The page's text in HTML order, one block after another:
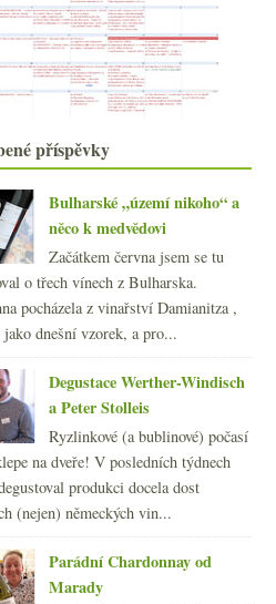
Ten nejpravější z klokanů a symbol
úspěchu
Říkáte pravdu o víně?
Výsledky ankety „Speciální sklenky
na různé odrůdy...
Video, zloději, korky a ultrafialové
světlo
rosé
Remelluri aneb Rioja v nezvyklém
hávu
Biosnění viniční, lehce přilisované
srpna (21)
července (18)
června(22)
května(20)
dubna(21)
března(23)
února(20)
ledna(20)
(270)
(108)
příspěvky
Bulharské „území nikoho“ a
něco k medvědovi
Začátkem června jsem se tu
o třech vínech z Bulharska.
pocházela z vinařství Damianitza ,
jako dnešní vzorek, a pro...
Degustace Werther-Windisch
a Peter Stolleis
Ryzlinkové (a bublinové) počasí
na dveře! V posledních týdnech
produkci docela dost
(nejen) německých vin...
Parádní Chardonnay od
Marady